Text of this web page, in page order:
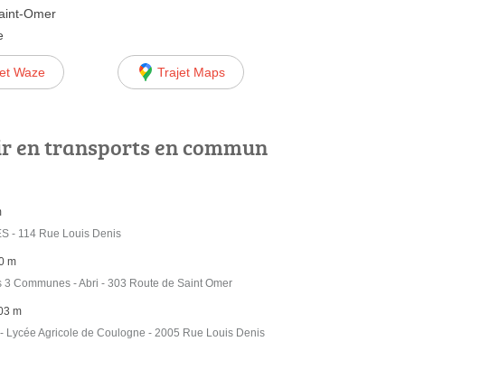
Omer
Waze Trajet Maps
en transports en commun
- 114 Rue Louis Denis
m
3 Communes - Abri - 303 Route de Saint Omer
m
Lycée Agricole de Coulogne - 2005 Rue Louis Denis